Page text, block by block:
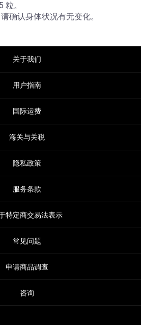
粒。
确认身体状况有无变化。
关于我们
用户指南
国际运费
海关与关税
隐私政策
服务条款
特定商交易法表示
常见问题
申请商品调查
咨询